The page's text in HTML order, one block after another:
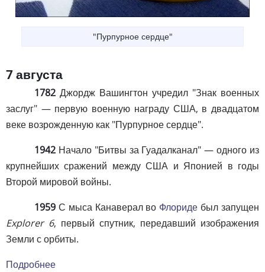
"Пурпурное сердце"
7 августа
1782 Джордж Вашингтон учредил "Знак военных
заслуг" — первую военную награду США, в двадцатом
веке возрожденную как "Пурпурное сердце".
1942 Начало "Битвы за Гуадалканал" — одного из
крупнейших сражений между США и Японией в годы
Второй мировой войны.
1959 С мыса Канаверал во Флориде был запущен
Explorer 6, первый спутник, передавший изображения
Земли с орбиты.
Подробнее